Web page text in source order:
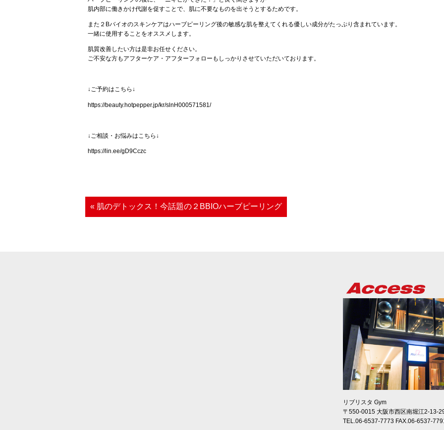
肌内部に働きかけ代謝を促すことで、肌に不要なものを出そうとするためです。
また２Bバイオのスキンケアはハーブピーリング後の敏感な肌を整えてくれる優しい成分がたっぷり含まれています。
一緒に使用することをオススメします。
肌質改善したい方は是非お任せください。
ご不安な方もアフターケア・アフターフォローもしっかりさせていただいております。
↓ご予約はこちら↓
https://beauty.hotpepper.jp/kr/slnH000571581/
↓ご相談・お悩みはこちら↓
https://lin.ee/gD9Cczc
« 肌のデトックス！今話題の２BBIOハーブピーリング
リブリスタ Gym
〒550-0015 大阪市西区南堀江2-13-
TEL.06-6537-7773 FAX.06-6537-